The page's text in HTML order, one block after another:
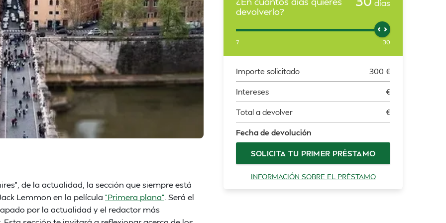
de la actualidad, la sección que siempre está
Lemmon en la película “Primera plana” . Será el
por la actualidad y el redactor más
devolverlo?
días
7 30
Importe solicitado 300 €
Intereses €
Total a devolver €
Fecha de devolución
SOLICITA TU PRIMER PRÉSTAMO
INFORMACIÓN SOBRE EL PRÉSTAMO